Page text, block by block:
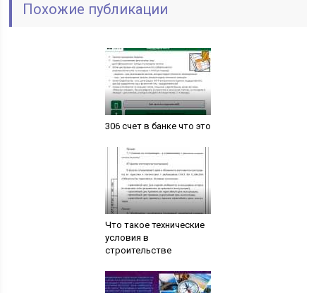
Похожие публикации
306 счет в банке что это
Что такое технические
условия в
строительстве